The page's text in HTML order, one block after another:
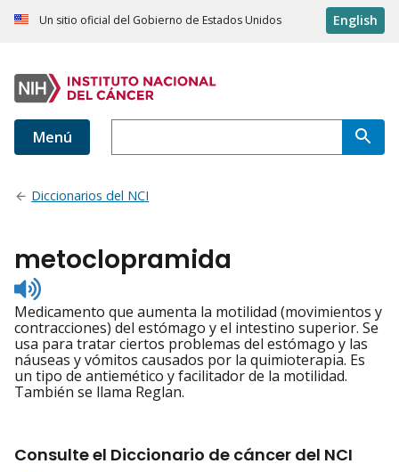
Un sitio oficial del Gobierno de Estados Unidos English
Menú
Diccionarios del NCI
metoclopramida
Listen
to
pronunciation
Medicamento que aumenta la motilidad (movimientos y
contracciones) del estómago y el intestino superior. Se
usa para tratar ciertos problemas del estómago y las
náuseas y vómitos causados por la quimioterapia. Es
un tipo de antiemético y facilitador de la motilidad.
También se llama Reglan.
Consulte el Diccionario de cáncer del NCI